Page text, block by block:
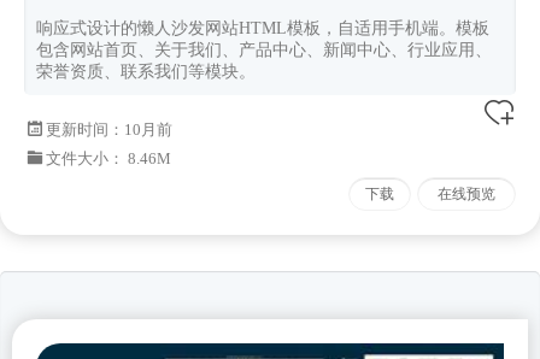
响应式设计的懒人沙发网站HTML模板，自适用手机端。模板
包含网站首页、关于我们、产品中心、新闻中心、行业应用、
荣誉资质、联系我们等模块。
更新时间： 10月前
文件大小： 8.46M
下载 在线预览